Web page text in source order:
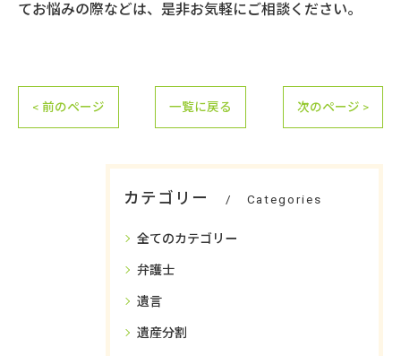
てお悩みの際などは、是非お気軽にご相談ください。
< 前のページ 一覧に戻る 次のページ >
カテゴリー Categories
全てのカテゴリー
弁護士
遺言
遺産分割